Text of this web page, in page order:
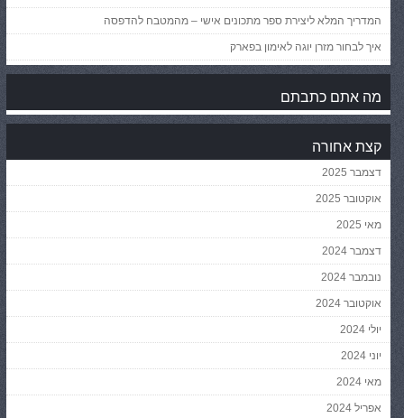
המדריך המלא ליצירת ספר מתכונים אישי – מהמטבח להדפסה
איך לבחור מזרן יוגה לאימון בפארק
מה אתם כתבתם
קצת אחורה
דצמבר 2025
אוקטובר 2025
מאי 2025
דצמבר 2024
נובמבר 2024
אוקטובר 2024
יולי 2024
יוני 2024
מאי 2024
אפריל 2024